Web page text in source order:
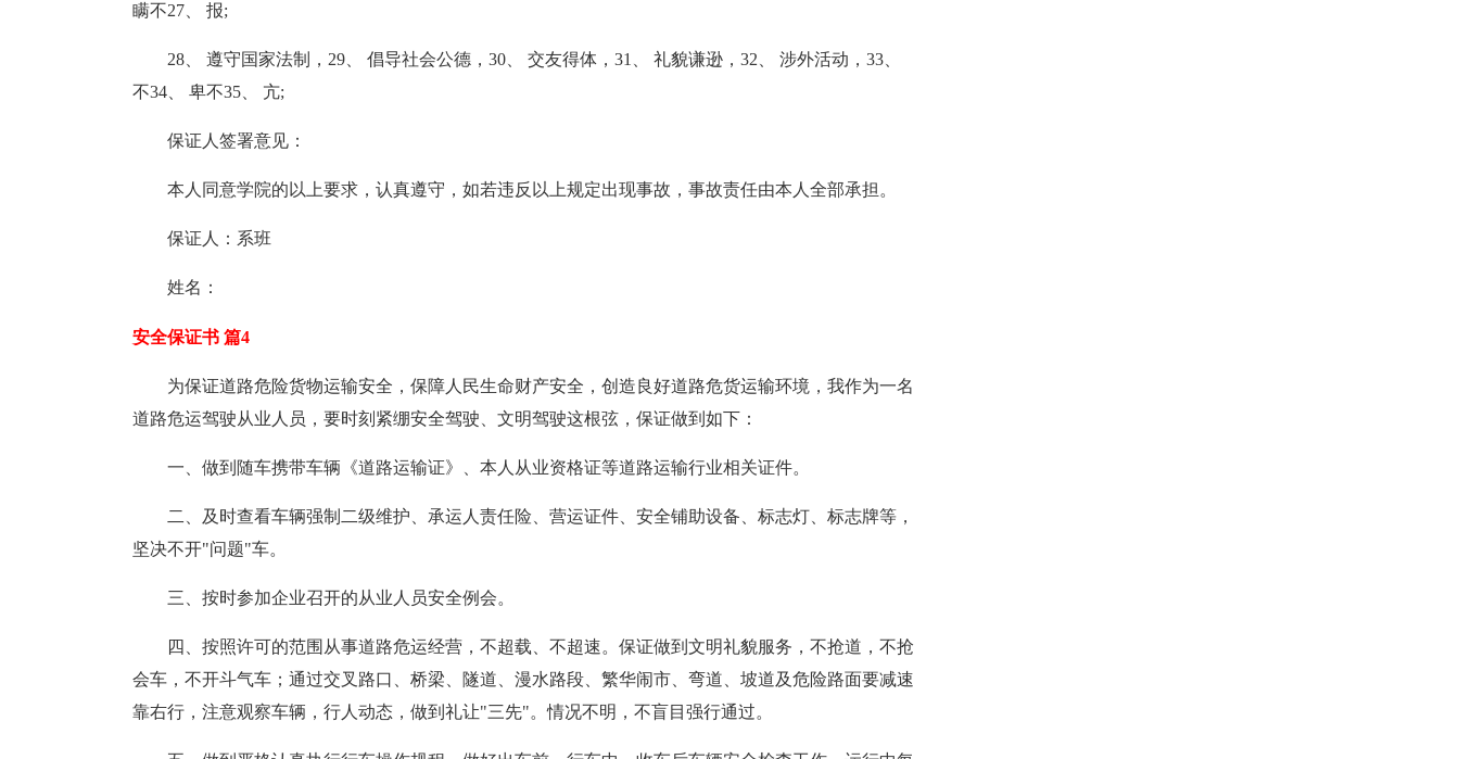
瞒不27、 报;
28、 遵守国家法制，29、 倡导社会公德，30、 交友得体，31、 礼貌谦逊，32、 涉外活动，33、
不34、 卑不35、 亢;
保证人签署意见：
本人同意学院的以上要求，认真遵守，如若违反以上规定出现事故，事故责任由本人全部承担。
保证人：系班
姓名：
安全保证书 篇4
为保证道路危险货物运输安全，保障人民生命财产安全，创造良好道路危货运输环境，我作为一名
道路危运驾驶从业人员，要时刻紧绷安全驾驶、文明驾驶这根弦，保证做到如下：
一、做到随车携带车辆《道路运输证》、本人从业资格证等道路运输行业相关证件。
二、及时查看车辆强制二级维护、承运人责任险、营运证件、安全铺助设备、标志灯、标志牌等，
坚决不开"问题"车。
三、按时参加企业召开的从业人员安全例会。
四、按照许可的范围从事道路危运经营，不超载、不超速。保证做到文明礼貌服务，不抢道，不抢
会车，不开斗气车；通过交叉路口、桥梁、隧道、漫水路段、繁华闹市、弯道、坡道及危险路面要减速
靠右行，注意观察车辆，行人动态，做到礼让"三先"。情况不明，不盲目强行通过。